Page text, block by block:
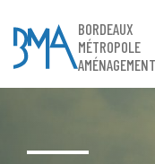
BORDEAUX
MÉTROPOLE
AMÉNAGEMENT